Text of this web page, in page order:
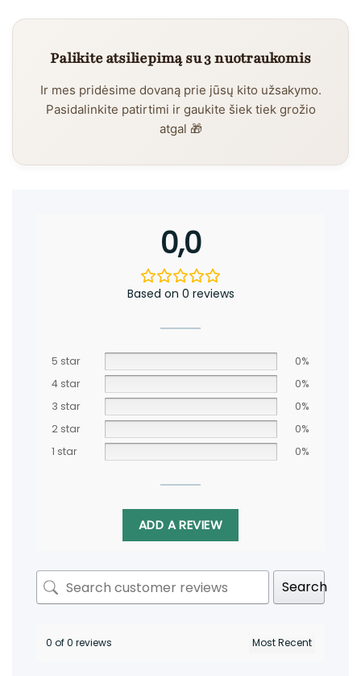
Palikite atsiliepimą su 3 nuotraukomis
Ir mes pridėsime dovaną prie jūsų kito užsakymo.
Pasidalinkite patirtimi ir gaukite šiek tiek grožio
atgal 🎁
0,0
Based on 0 reviews
5 star
0%
4 star
0%
3 star
0%
2 star
0%
1 star
0%
ADD A REVIEW
Search
0 of 0 reviews